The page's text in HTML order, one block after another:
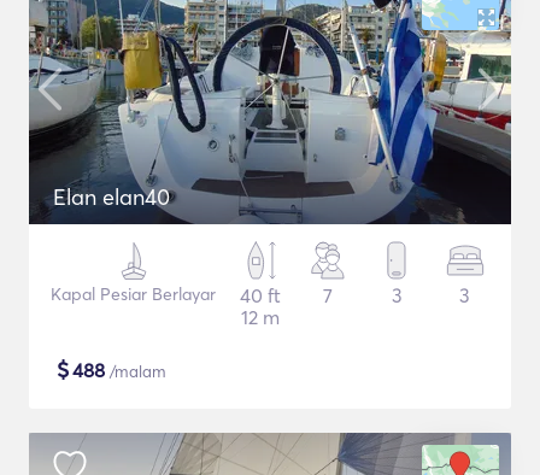
Elan elan40
Kapal Pesiar Berlayar
40 ft
12 m
7 3 3
$488 /malam